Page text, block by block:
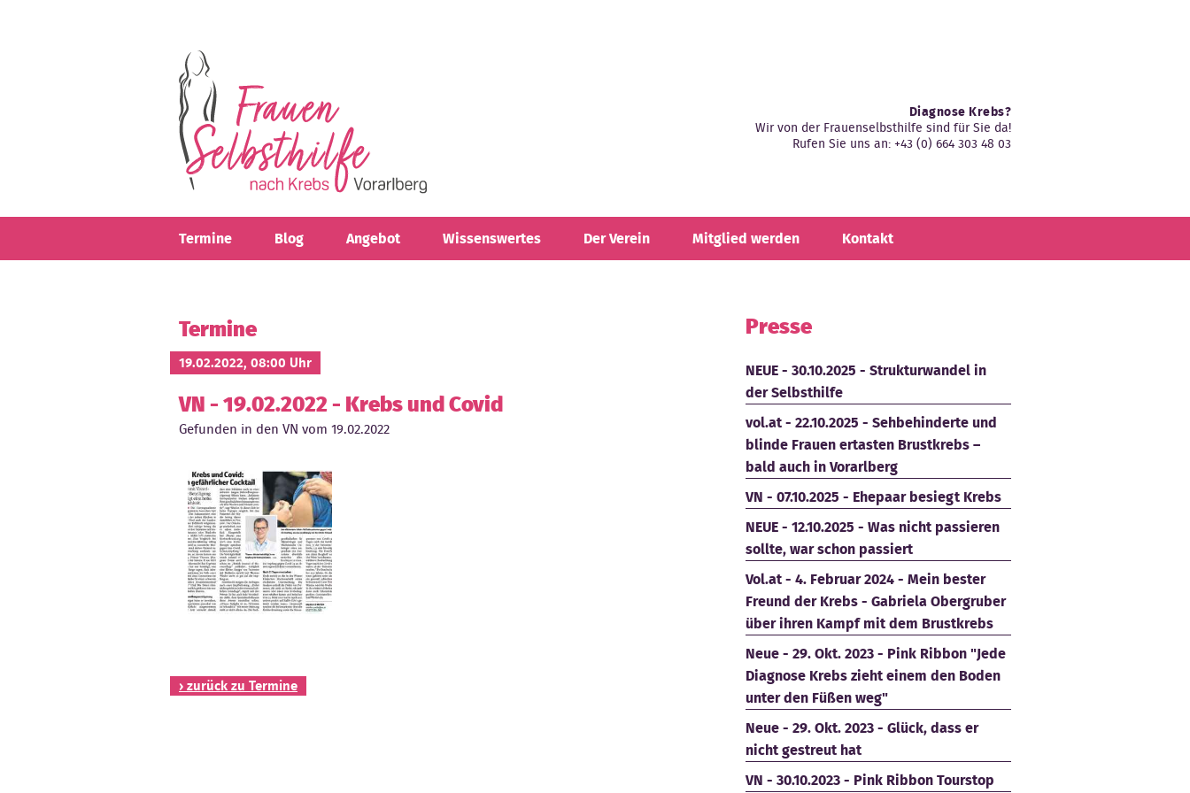
Diagnose Krebs?
Wir von der Frauenselbsthilfe sind für Sie da!
Rufen Sie uns an: +43 (0) 664 303 48 03
Termine Blog Angebot Wissenswertes Der Verein Mitglied werden Kontakt
Termine
19.02.2022, 08:00 Uhr
VN - 19.02.2022 - Krebs und Covid
Gefunden in den VN vom 19.02.2022
› zurück zu Termine
Presse
NEUE - 30.10.2025 - Strukturwandel in
der Selbsthilfe
vol.at - 22.10.2025 - Sehbehinderte und
blinde Frauen ertasten Brustkrebs –
bald auch in Vorarlberg
VN - 07.10.2025 - Ehepaar besiegt Krebs
NEUE - 12.10.2025 - Was nicht passieren
sollte, war schon passiert
Vol.at - 4. Februar 2024 - Mein bester
Freund der Krebs - Gabriela Obergruber
über ihren Kampf mit dem Brustkrebs
Neue - 29. Okt. 2023 - Pink Ribbon "Jede
Diagnose Krebs zieht einem den Boden
unter den Füßen weg"
Neue - 29. Okt. 2023 - Glück, dass er
nicht gestreut hat
VN - 30.10.2023 - Pink Ribbon Tourstop